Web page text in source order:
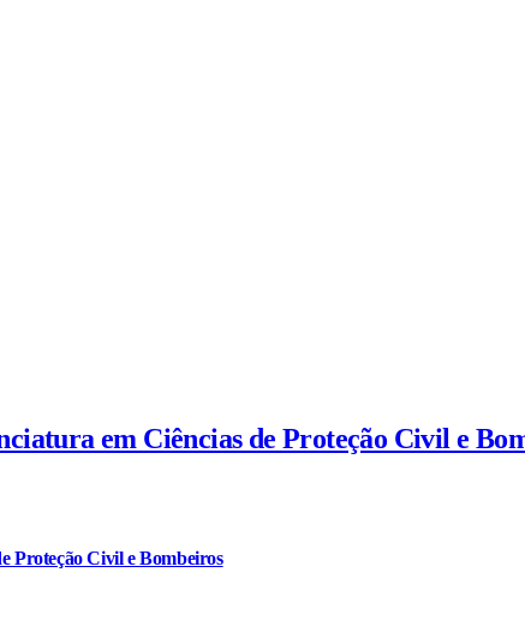
em Ciências de Proteção Civil e
Proteção Civil e Bombeiros